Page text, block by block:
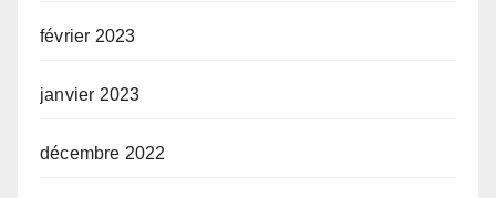
février 2023
janvier 2023
décembre 2022